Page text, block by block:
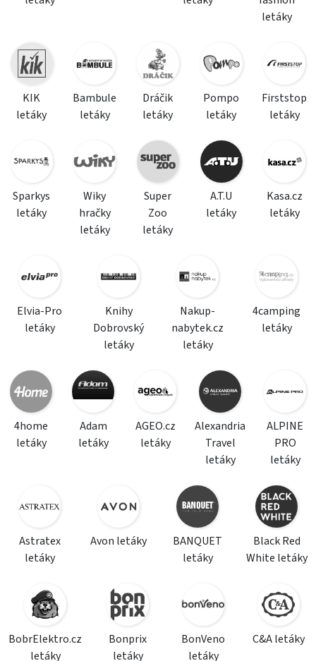
letáky
KIK
letáky
Bambule
letáky
Dráčik
letáky
Pompo
letáky
Firststop
letáky
Sparkys
letáky
Wiky
hračky
letáky
Super
Zoo
letáky
A.T.U
letáky
Kasa.cz
letáky
Elvia-Pro
letáky
Knihy
Dobrovský
letáky
Nakup-
nabytek.cz
letáky
4camping
letáky
4home
letáky
Adam
letáky
AGEO.cz
letáky
Alexandria
Travel
letáky
ALPINE
PRO
letáky
Astratex
letáky
Avon letáky
BANQUET
letáky
Black Red
White letáky
BobrElektro.cz
letáky
Bonprix
letáky
BonVeno
letáky
C&A letáky